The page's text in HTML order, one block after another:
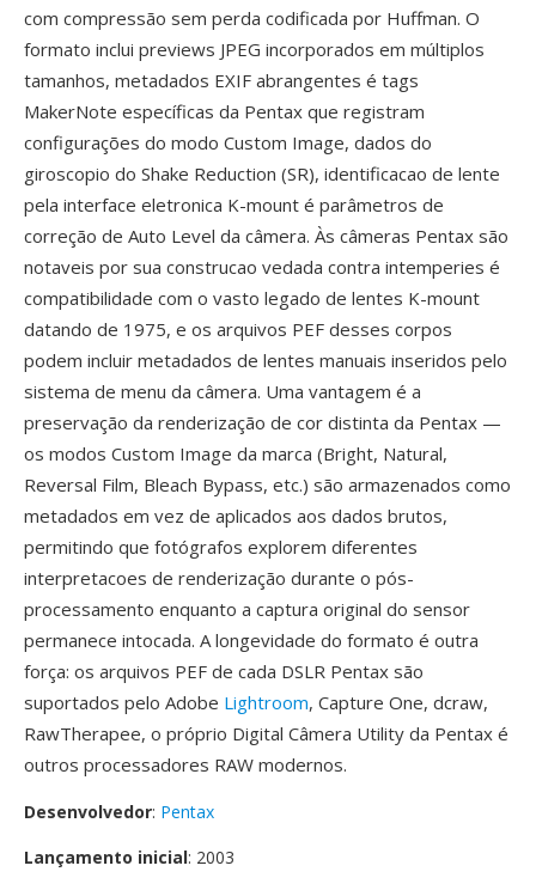
com compressão sem perda codificada por Huffman. O
formato inclui previews JPEG incorporados em múltiplos
tamanhos, metadados EXIF abrangentes é tags
MakerNote específicas da Pentax que registram
configurações do modo Custom Image, dados do
giroscopio do Shake Reduction (SR), identificacao de lente
pela interface eletronica K-mount é parâmetros de
correção de Auto Level da câmera. Às câmeras Pentax são
notaveis por sua construcao vedada contra intemperies é
compatibilidade com o vasto legado de lentes K-mount
datando de 1975, e os arquivos PEF desses corpos
podem incluir metadados de lentes manuais inseridos pelo
sistema de menu da câmera. Uma vantagem é a
preservação da renderização de cor distinta da Pentax —
os modos Custom Image da marca (Bright, Natural,
Reversal Film, Bleach Bypass, etc.) são armazenados como
metadados em vez de aplicados aos dados brutos,
permitindo que fotógrafos explorem diferentes
interpretacoes de renderização durante o pós-
processamento enquanto a captura original do sensor
permanece intocada. A longevidade do formato é outra
força: os arquivos PEF de cada DSLR Pentax são
suportados pelo Adobe Lightroom, Capture One, dcraw,
RawTherapee, o próprio Digital Câmera Utility da Pentax é
outros processadores RAW modernos.
Desenvolvedor: Pentax
Lançamento inicial: 2003